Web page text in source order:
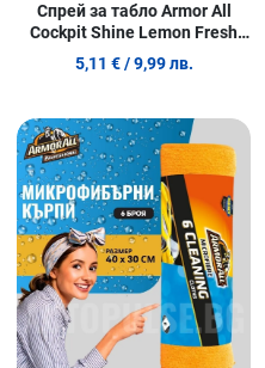
Спрей за табло Armor All
Cockpit Shine Lemon Fresh
500 мл
5,11 € / 9,99 лв.